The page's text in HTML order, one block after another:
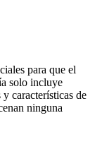
para que el
solo incluye
características de
ninguna